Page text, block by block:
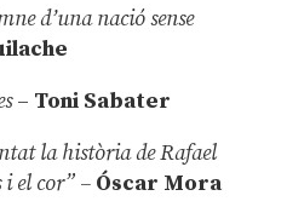
d’una nació sense
– Toni Sabater
la història de Rafael
i el cor” –Óscar Mora